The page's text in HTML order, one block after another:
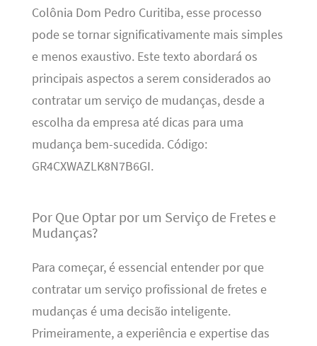
Colônia Dom Pedro Curitiba, esse processo
pode se tornar significativamente mais simples
e menos exaustivo. Este texto abordará os
principais aspectos a serem considerados ao
contratar um serviço de mudanças, desde a
escolha da empresa até dicas para uma
mudança bem-sucedida. Código:
GR4CXWAZLK8N7B6GI.
Por Que Optar por um Serviço de Fretes e
Mudanças?
Para começar, é essencial entender por que
contratar um serviço profissional de fretes e
mudanças é uma decisão inteligente.
Primeiramente, a experiência e expertise das